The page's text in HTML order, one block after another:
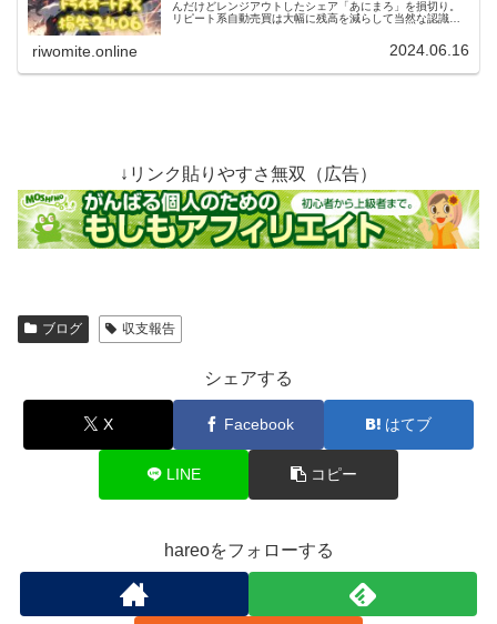
んだけどレンジアウトしたシェア「あにまろ」を損切り。
リピート系自動売買は大幅に残高を減らして当然な認識で
riwomite.online 2024.06.16
↓リンク貼りやすさ無双（広告）
ブログ 収支報告
シェアする
X Facebook はてブ
LINE コピー
hareoをフォローする